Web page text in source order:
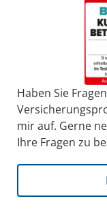
Haben Sie
mir auf. Gerne
Ihre Fragen zu